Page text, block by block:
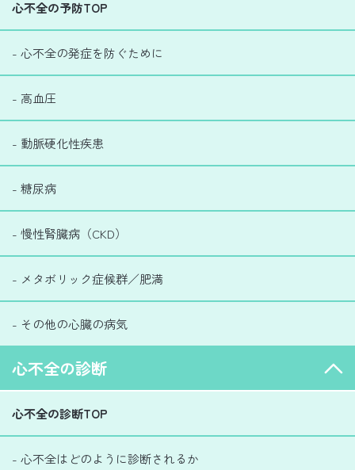
心不全の予防TOP
- 心不全の発症を防ぐために
- 高血圧
- 動脈硬化性疾患
- 糖尿病
- 慢性腎臓病（CKD）
- メタボリック症候群／肥満
- その他の心臓の病気
心不全の診断
心不全の診断TOP
- 心不全はどのように診断されるか